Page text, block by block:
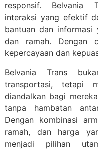
responsif. Belvania
interaksi yang efektif
bantuan dan informasi
dan ramah. Dengan
kepercayaan dan
Belvania Trans
transportasi, tetapi
diandalkan bagi
tanpa hambatan
Dengan kombinasi
ramah, dan harga
menjadi pilihan